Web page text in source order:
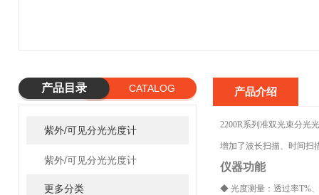
产品目录 CATALOG
紫外/可见分光光度计
紫外/可见分光光度计
更多分类
产品介绍
2200R系列准双光束分光
增加了波长扫描、时间扫
仪器功能
◆ 光度测量：透过率T%